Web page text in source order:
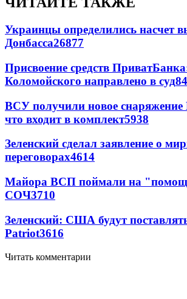
Украинцы определились насчет
Донбасса26877
Присвоение средств
Коломойского направлено в суд
ВСУ получили новое снаряжение
что входит в комплект5938
Зеленский сделал заявление о
переговорах4614
Майора ВСП поймали на
СОЧ3710
Зеленский: США будут
Patriot3616
Читать комментарии